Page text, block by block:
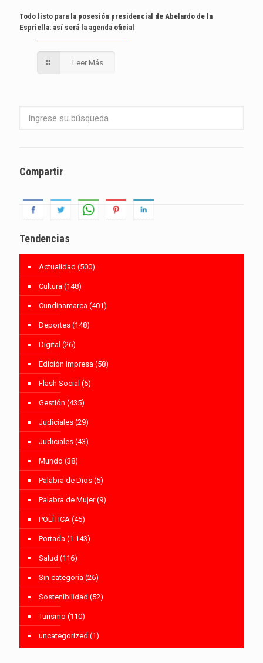
Todo listo para la posesión presidencial de Abelardo de la
Espriella: así será la agenda oficial
Leer Más
Compartir
Tendencias
Actualidad (500)
Cultura (148)
Cundinamarca (401)
Deportes (148)
Digital (26)
Edición Impresa (58)
Flash Social (5)
Gestión (435)
Judiciales (29)
Judiciales (43)
Mundo (38)
Palabra de Dios (5)
Palabra de Mujer(9)
POLÍTICA (45)
Portada (1.143)
Salud (116)
Sin categoría (26)
Sostenibilidad (52)
Turismo (110)
uncategorized (1)